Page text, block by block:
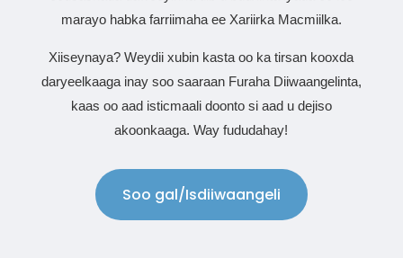
marayo habka farriimaha ee Xariirka Macmiilka.
Xiiseynaya? Weydii xubin kasta oo ka tirsan kooxda
daryeelkaaga inay soo saaraan Furaha Diiwaangelinta,
kaas oo aad isticmaali doonto si aad u dejiso
akoonkaaga. Way fududahay!
Soo gal/Isdiiwaangeli